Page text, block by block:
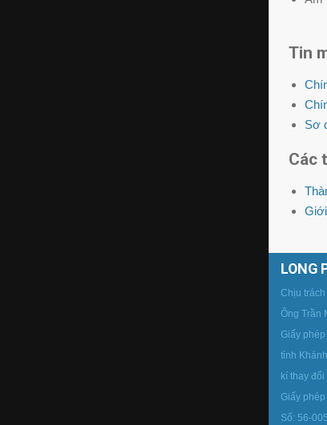
Tin
Sơ
Các
LONG
Chịu
Ông Trần
Giấy
tỉnh
kí thay
Giấy
Số: 56-